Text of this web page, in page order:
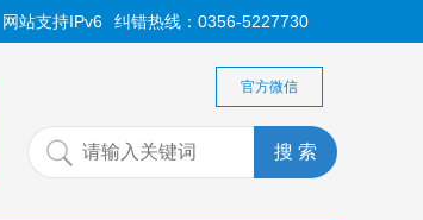
纠错热线：0356-5227730
网站支持IPv6
官方微信